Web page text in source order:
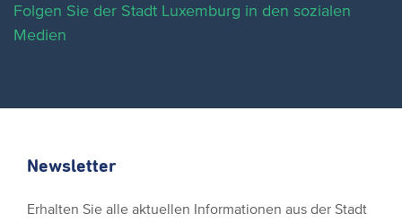
Folgen Sie der Stadt Luxemburg in den sozialen
Medien
Newsletter
Erhalten Sie alle aktuellen Informationen aus der Stadt